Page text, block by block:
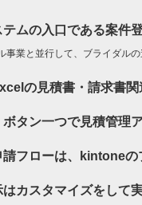
ムの入口である案件
事業と並行して、ブライダル
の見積書・請求書
タン一つで見積管理
フローは、kintone
カスタマイズをして